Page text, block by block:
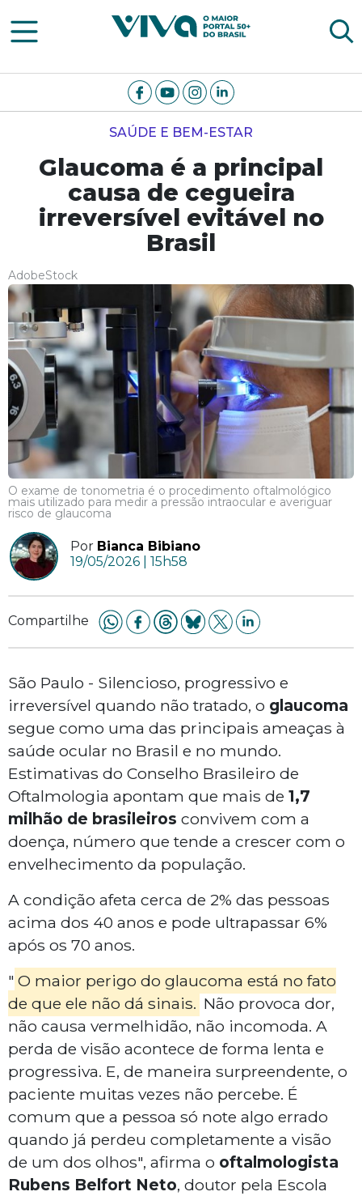
Viva Notícias
SAÚDE E BEM-ESTAR
Glaucoma é a principal
causa de cegueira
irreversível evitável no
Brasil
AdobeStock
O exame de tonometria é o procedimento oftalmológico
mais utilizado para medir a pressão intraocular e averiguar
risco de glaucoma
Por Bianca Bibiano
19/05/2026 | 15h58
Compartilhe
São Paulo - Silencioso, progressivo e
irreversível quando não tratado, o glaucoma
segue como uma das principais ameaças à
saúde ocular no Brasil e no mundo.
Estimativas do Conselho Brasileiro de
Oftalmologia apontam que mais de 1,7
milhão de brasileiros convivem com a
doença, número que tende a crescer com o
envelhecimento da população.
A condição afeta cerca de 2% das pessoas
acima dos 40 anos e pode ultrapassar 6%
após os 70 anos.
" O maior perigo do glaucoma está no fato
de que ele não dá sinais. Não provoca dor,
não causa vermelhidão, não incomoda. A
perda de visão acontece de forma lenta e
progressiva. E, de maneira surpreendente, o
paciente muitas vezes não percebe. É
comum que a pessoa só note algo errado
quando já perdeu completamente a visão
de um dos olhos", afirma o oftalmologista
Rubens Belfort Neto, doutor pela Escola